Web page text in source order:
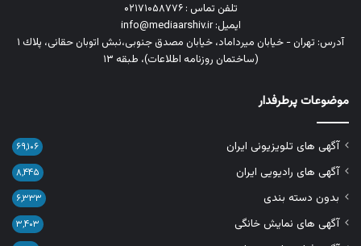
تلفن تماس : ۰۲۱۷۱۰۵۸۷۷۶
ایمیل: info@mediaarshiv.ir
آدرس: تهران - خیابان میرداماد، خیابان مصدق جنوبی،نبش اتوبان حقانی، پلاك ١
(ساختمان روزنامه اطلاعات)، طبقه ۱۳
موضوعات پرطرفدار
آگهی های تلویزیونی ایران ۶۹,۱۰۶
آگهی های رادیویی ایران ۸,۴۴۵
بدون دسته بندی ۶,۳۳۳
آگهی های نمایش خانگی ۳,۴۰۳